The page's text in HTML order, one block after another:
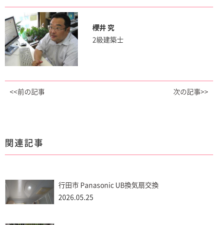
櫻井 究
2級建築士
<<前の記事 次の記事>>
関連記事
行田市 Panasonic UB換気扇交換
2026.05.25